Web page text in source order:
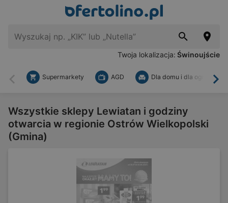
Twoja lokalizacja: Świnoujście
Wstecz
Supermarkety AGD Dla domu i dla ogrodu
Wszystkie sklepy Lewiatan i godziny
otwarcia w regionie Ostrów Wielkopolski
(Gmina)